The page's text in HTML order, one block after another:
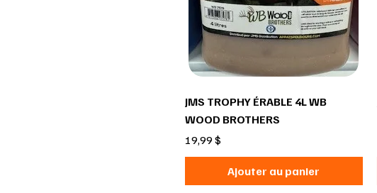
JMS TROPHY ÉRABLE 4L WB
WOOD BROTHERS
Prix
19,99 $
Ajouter au panier